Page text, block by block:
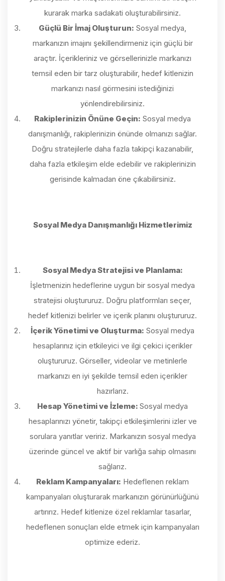
kurarak marka sadakati oluşturabilirsiniz.
Güçlü Bir İmaj Oluşturun: Sosyal medya,
markanızın imajını şekillendirmeniz için güçlü bir
araçtır. İçerikleriniz ve görsellerinizle markanızı
temsil eden bir tarz oluşturabilir, hedef kitlenizin
markanızı nasıl görmesini istediğinizi
yönlendirebilirsiniz.
Rakiplerinizin Önüne Geçin: Sosyal medya
danışmanlığı, rakiplerinizin önünde olmanızı sağlar.
Doğru stratejilerle daha fazla takipçi kazanabilir,
daha fazla etkileşim elde edebilir ve rakiplerinizin
gerisinde kalmadan öne çıkabilirsiniz.
Sosyal Medya Danışmanlığı Hizmetlerimiz
Sosyal Medya Stratejisi ve Planlama:
İşletmenizin hedeflerine uygun bir sosyal medya
stratejisi oluştururuz. Doğru platformları seçer,
hedef kitlenizi belirler ve içerik planını oluştururuz.
İçerik Yönetimi ve Oluşturma: Sosyal medya
hesaplarınız için etkileyici ve ilgi çekici içerikler
oluştururuz. Görseller, videolar ve metinlerle
markanızı en iyi şekilde temsil eden içerikler
hazırlarız.
Hesap Yönetimi ve İzleme: Sosyal medya
hesaplarınızı yönetir, takipçi etkileşimlerini izler ve
sorulara yanıtlar veririz. Markanızın sosyal medya
üzerinde güncel ve aktif bir varlığa sahip olmasını
sağlarız.
Reklam Kampanyaları: Hedeflenen reklam
kampanyaları oluşturarak markanızın görünürlüğünü
artırırız. Hedef kitlenize özel reklamlar tasarlar,
hedeflenen sonuçları elde etmek için kampanyaları
optimize ederiz.